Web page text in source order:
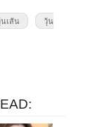
เส้น
วุ้น